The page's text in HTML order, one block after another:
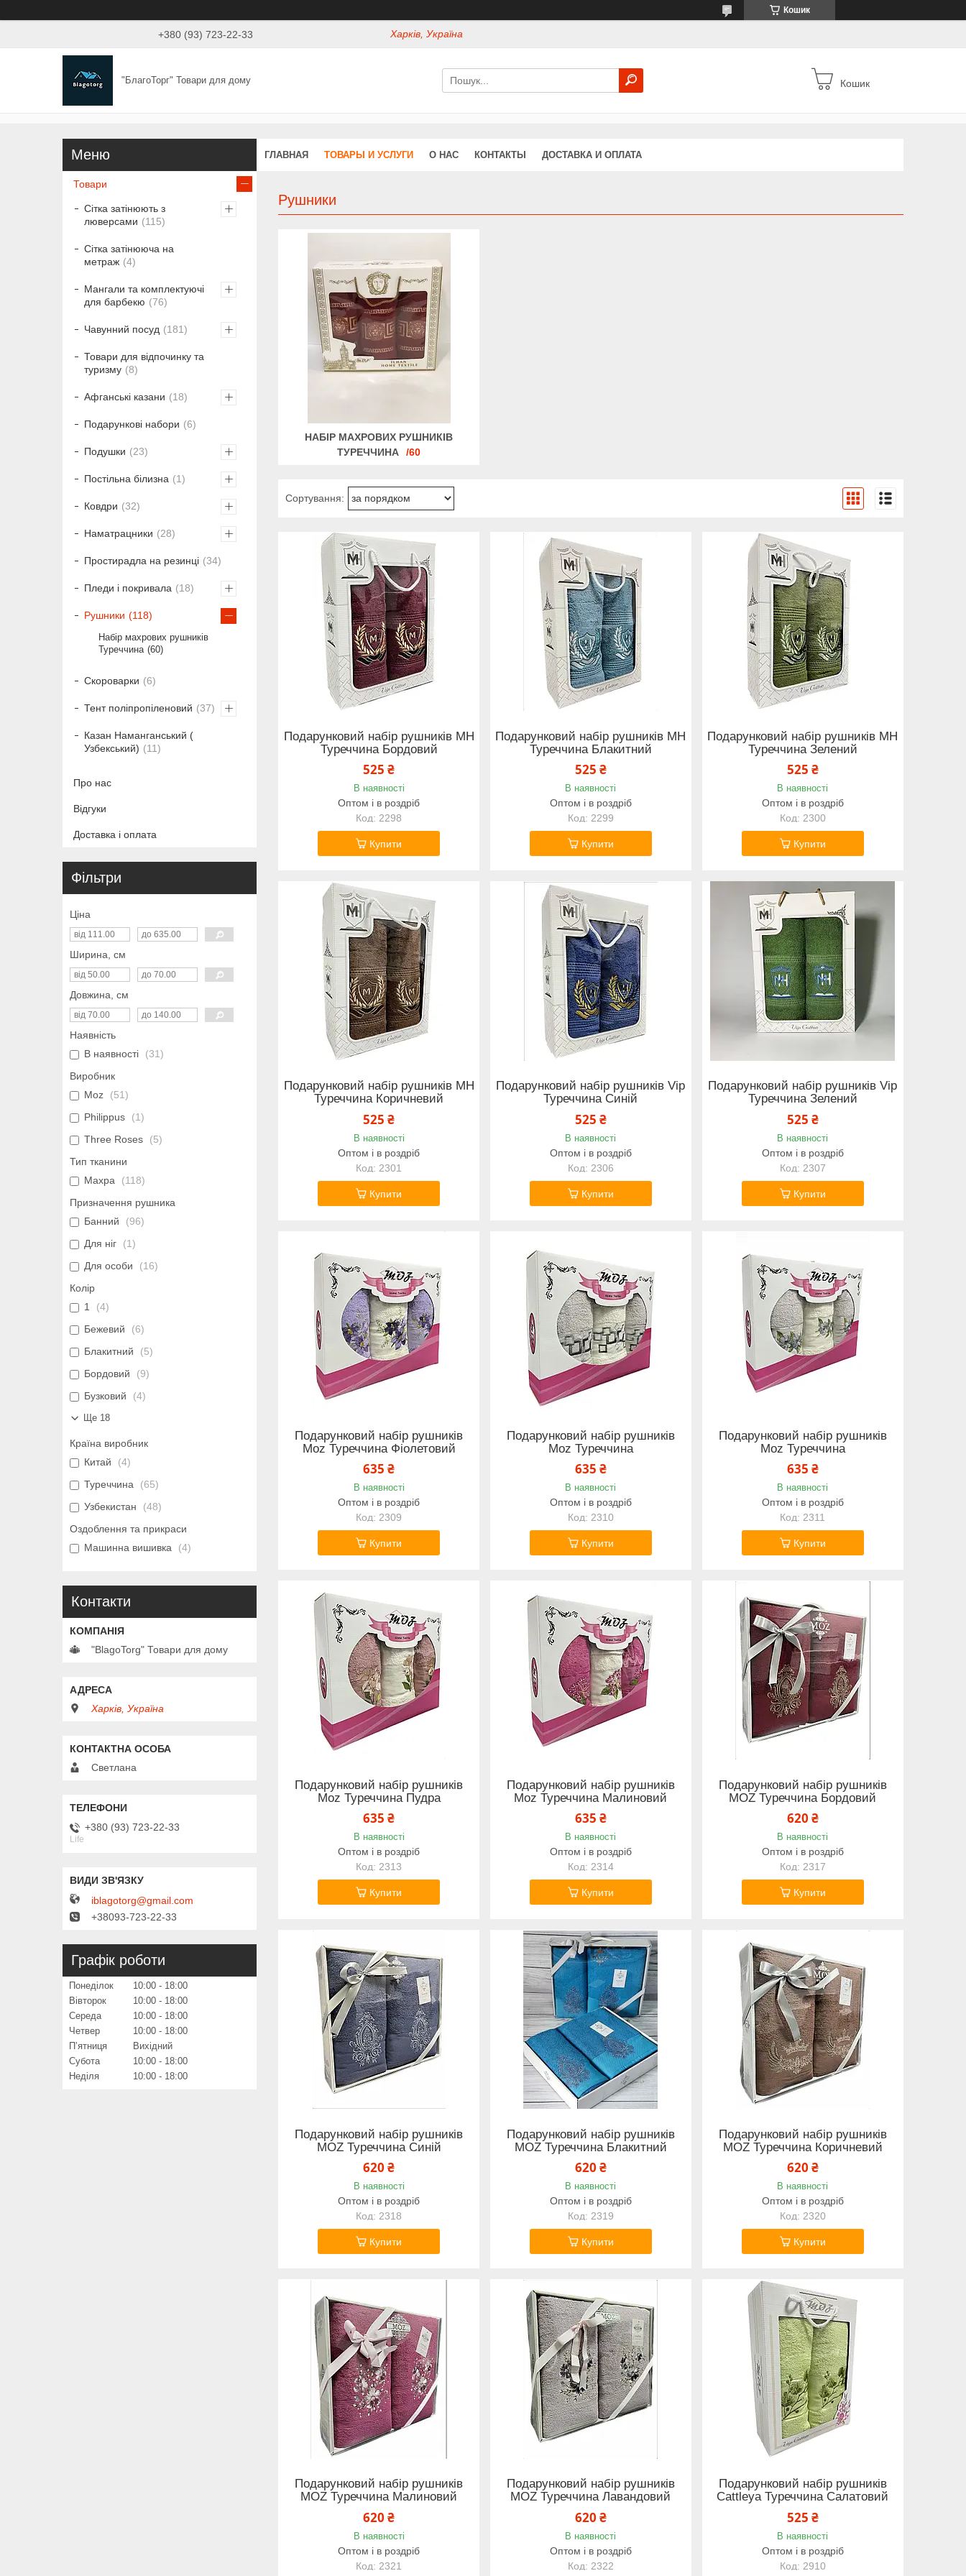
Кошик
+380 (93) 723-22-33 Харків, Україна
"БлагоТорг" Товари для дому Кошик
ГЛАВНАЯ ТОВАРЫ И УСЛУГИ О НАС КОНТАКТЫ ДОСТАВКА И ОПЛАТА
Рушники
НАБІР МАХРОВИХ РУШНИКІВ
ТУРЕЧЧИНА
60
Подарунковий набір рушників MH
Туреччина Бордовий
525 ₴
В наявності
Оптом і в роздріб
2298
Купити
Подарунковий набір рушників MH
Туреччина Блакитний
525 ₴
В наявності
Оптом і в роздріб
2299
Купити
Подарунковий набір рушників MH
Туреччина Зелений
525 ₴
В наявності
Оптом і в роздріб
2300
Купити
Подарунковий набір рушників MH
Туреччина Коричневий
525 ₴
В наявності
Оптом і в роздріб
2301
Купити
Подарунковий набір рушників Vip
Туреччина Синій
525 ₴
В наявності
Оптом і в роздріб
2306
Купити
Подарунковий набір рушників Vip
Туреччина Зелений
525 ₴
В наявності
Оптом і в роздріб
2307
Купити
Подарунковий набір рушників
Moz Туреччина Фіолетовий
635 ₴
В наявності
Оптом і в роздріб
2309
Купити
Подарунковий набір рушників
Moz Туреччина
635 ₴
В наявності
Оптом і в роздріб
2310
Купити
Подарунковий набір рушників
Moz Туреччина
635 ₴
В наявності
Оптом і в роздріб
2311
Купити
Подарунковий набір рушників
Moz Туреччина Пудра
635 ₴
В наявності
Оптом і в роздріб
2313
Купити
Подарунковий набір рушників
Moz Туреччина Малиновий
635 ₴
В наявності
Оптом і в роздріб
2314
Купити
Подарунковий набір рушників
MOZ Туреччина Бордовий
620 ₴
В наявності
Оптом і в роздріб
2317
Купити
Подарунковий набір рушників
MOZ Туреччина Синій
620 ₴
В наявності
Оптом і в роздріб
2318
Купити
Подарунковий набір рушників
MOZ Туреччина Блакитний
620 ₴
В наявності
Оптом і в роздріб
2319
Купити
Подарунковий набір рушників
MOZ Туреччина Коричневий
620 ₴
В наявності
Оптом і в роздріб
2320
Купити
Подарунковий набір рушників
MOZ Туреччина Малиновий
620 ₴
В наявності
Оптом і в роздріб
2321
Подарунковий набір рушників
MOZ Туреччина Лавандовий
620 ₴
В наявності
Оптом і в роздріб
2322
Подарунковий набір рушників
Cattleya Туреччина Салатовий
525 ₴
В наявності
Оптом і в роздріб
2910
Товари
Сітка затінюють з
люверсами
115
Сітка затінююча на
метраж
4
Мангали та комплектуючі
для барбекю
76
Чавунний посуд 181
Товари для відпочинку та
туризму
8
Афганські казани 18
Подарункові набори 6
Подушки 23
Постільна білизна 1
Ковдри 32
Наматрацники 28
Простирадла на резинці 34
Пледи і покривала 18
Рушники 118
Набір махрових рушників
Туреччина 60
Скороварки 6
Тент поліпропіленовий 37
Казан Наманганський (
Узбекський)
11
Про нас
Відгуки
Доставка і оплата
Фільтри
Ціна
Ширина, см
Довжина, см
Наявність
В наявності
31
Виробник
Moz
51
Philippus
1
Three Roses
5
Тип тканини
Махра
118
Призначення рушника
Банний
96
Для ніг
1
Для особи
16
Колір
1
4
Бежевий
6
Блакитний
5
Бордовий
9
Бузковий
4
Ще 18
Країна виробник
Китай
4
Туреччина
65
Узбекистан
48
Оздоблення та прикраси
Машинна вишивка
4
Контакти
"BlagoTorg" Товари для дому
Харків, Україна
Светлана
+380 (93) 723-22-33
Life
iblagotorg@gmail.com
+38093-723-22-33
Графік роботи
Понеділок 10:00
18:00
Вівторок
10:00
18:00
Середа
10:00
18:00
Четвер
10:00
18:00
Пʼятниця
Вихідний
Субота
10:00
18:00
Неділя
10:00 18:00